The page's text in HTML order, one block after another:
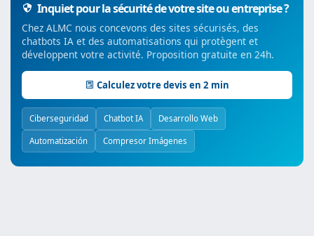
Inquiet pour la sécurité de votre site ou entreprise ?
Chez ALMC nous concevons des sites sécurisés, des
chatbots IA et des automatisations qui protègent et
développent votre activité. Proposition gratuite en 24h.
Calculez votre devis en 2 min
Ciberseguridad Chatbot IA Desarrollo Web
Automatización Compresor Imágenes